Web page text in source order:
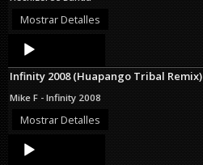
Mostrar Detalles
Audio
Player
Infinity 2008 (Huapango Tribal Remix)
Mike F - Infinity 2008
Mostrar Detalles
Audio
Player